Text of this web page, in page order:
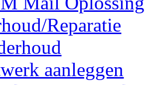
Reparatie
aanleggen